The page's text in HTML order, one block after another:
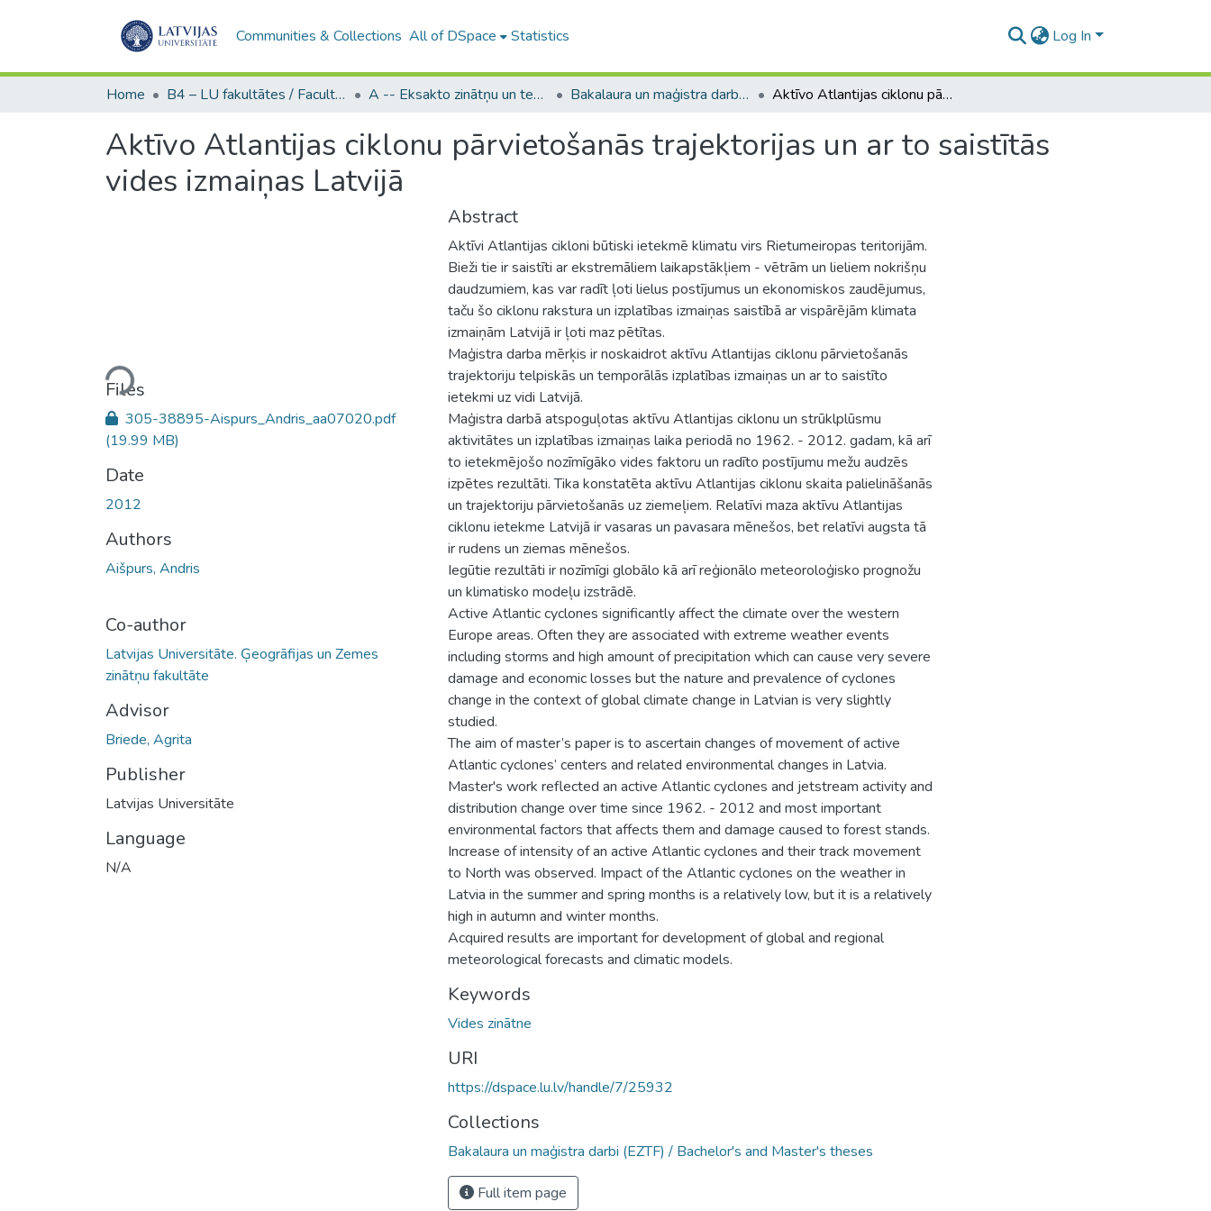
Communities & Collections All of DSpace Statistics Log In
Home B4 – LU fakultātes / Faculties of the UL A -- Eksakto zinātņu un tehnoloģiju fakultāte / Faculty of Science and Technology Bakalaura un maģistra darbi (EZTF) / Bachelor's and Master's theses Aktīvo Atlantijas ciklonu pārvietošanās trajektorijas un ar to saistītās vides izmaiņas Latvijā
Aktīvo Atlantijas ciklonu pārvietošanās trajektorijas un ar to saistītās
vides izmaiņas Latvijā
Loading...
Files
305-38895-Aispurs_Andris_aa07020.pdf
(19.99 MB)
Date
2012
Authors
Aišpurs, Andris
Co-author
Latvijas Universitāte. Ģeogrāfijas un Zemes
zinātņu fakultāte
Advisor
Briede, Agrita
Publisher
Latvijas Universitāte
Language
N/A
Abstract
Aktīvi Atlantijas cikloni būtiski ietekmē klimatu virs Rietumeiropas teritorijām.
Bieži tie ir saistīti ar ekstremāliem laikapstākļiem - vētrām un lieliem nokrišņu
daudzumiem, kas var radīt ļoti lielus postījumus un ekonomiskos zaudējumus,
taču šo ciklonu rakstura un izplatības izmaiņas saistībā ar vispārējām klimata
izmaiņām Latvijā ir ļoti maz pētītas.
Maģistra darba mērķis ir noskaidrot aktīvu Atlantijas ciklonu pārvietošanās
trajektoriju telpiskās un temporālās izplatības izmaiņas un ar to saistīto
ietekmi uz vidi Latvijā.
Maģistra darbā atspoguļotas aktīvu Atlantijas ciklonu un strūklplūsmu
aktivitātes un izplatības izmaiņas laika periodā no 1962. - 2012. gadam, kā arī
to ietekmējošo nozīmīgāko vides faktoru un radīto postījumu mežu audzēs
izpētes rezultāti. Tika konstatēta aktīvu Atlantijas ciklonu skaita palielināšanās
un trajektoriju pārvietošanās uz ziemeļiem. Relatīvi maza aktīvu Atlantijas
ciklonu ietekme Latvijā ir vasaras un pavasara mēnešos, bet relatīvi augsta tā
ir rudens un ziemas mēnešos.
Iegūtie rezultāti ir nozīmīgi globālo kā arī reģionālo meteoroloģisko prognožu
un klimatisko modeļu izstrādē.
Active Atlantic cyclones significantly affect the climate over the western
Europe areas. Often they are associated with extreme weather events
including storms and high amount of precipitation which can cause very severe
damage and economic losses but the nature and prevalence of cyclones
change in the context of global climate change in Latvian is very slightly
studied.
The aim of master’s paper is to ascertain changes of movement of active
Atlantic cyclones’ centers and related environmental changes in Latvia.
Master's work reflected an active Atlantic cyclones and jetstream activity and
distribution change over time since 1962. - 2012 and most important
environmental factors that affects them and damage caused to forest stands.
Increase of intensity of an active Atlantic cyclones and their track movement
to North was observed. Impact of the Atlantic cyclones on the weather in
Latvia in the summer and spring months is a relatively low, but it is a relatively
high in autumn and winter months.
Acquired results are important for development of global and regional
meteorological forecasts and climatic models.
Keywords
Vides zinātne
URI
https://dspace.lu.lv/handle/7/25932
Collections
Bakalaura un maģistra darbi (EZTF) / Bachelor's and Master's theses
Full item page